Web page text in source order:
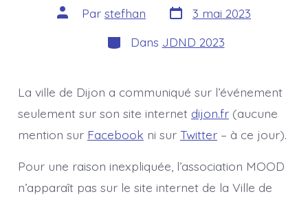
Auteur
de
publication
Par stefhan Date
de
3 mai 2023
Catégories
Dans JDND 2023
La ville de Dijon a communiqué sur l’événement
seulement sur son site internet dijon.fr(aucune
mention sur Facebook ni sur Twitter– à ce jour).
Pour une raison inexpliquée, l’association MOOD
n’apparaît pas sur le site internet de la Ville de